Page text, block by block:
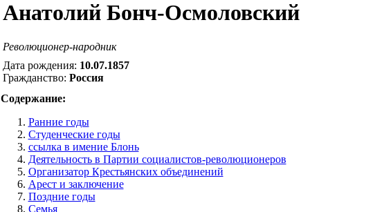
Анатолий Бонч-Осмоловский
Революционер-народник
Дата рождения: 10.07.1857
Гражданство: Россия
Содержание:
Ранние годы
Студенческие годы
ссылка в имение Блонь
Деятельность в Партии социалистов-революционеров
Организатор Крестьянских объединений
Арест и заключение
Поздние годы
Семья